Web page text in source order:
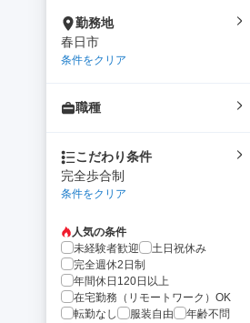
勤務地
春日市
条件をクリア
職種
こだわり条件
完全歩合制
条件をクリア
人気の条件
未経験者歓迎
土日祝休み
完全週休2日制
年間休日120日以上
在宅勤務（リモートワーク）OK
転勤なし
服装自由
年齢不問